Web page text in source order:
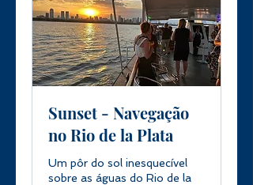
Sunset - Navegação
no Rio de la Plata
Um pôr do sol inesquecível
sobre as águas do Rio de la